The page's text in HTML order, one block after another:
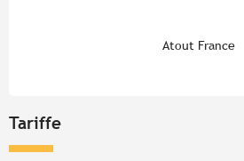
Atout France
Tariffe